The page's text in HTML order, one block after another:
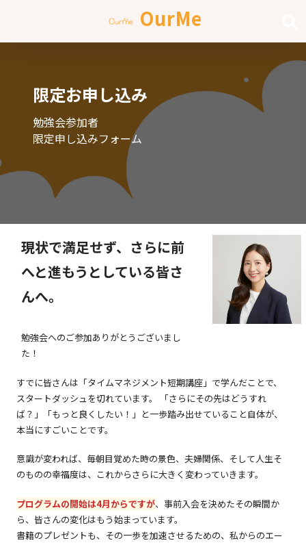
OurMe
限定お申し込み
勉強会参加者
限定申し込みフォーム
現状で満足せず、さらに前
へと進もうとしている皆さ
んへ。
勉強会へのご参加ありがとうございまし
た！
すでに皆さんは「タイムマネジメント短期講座」で学んだことで、
スタートダッシュを切れています。 「さらにその先はどうすれ
ば？」「もっと良くしたい！」と一歩踏み出せていること自体が、
本当にすごいことです。
意識が変われば、毎朝目覚めた時の景色、夫婦関係、そして人生そ
のものの幸福度は、これからさらに大きく変わっていきます。
プログラムの開始は4月からですが、事前入会を決めたその瞬間か
ら、皆さんの変化はもう始まっています。
書籍のプレゼントも、その一歩を加速させるための、私からのエー